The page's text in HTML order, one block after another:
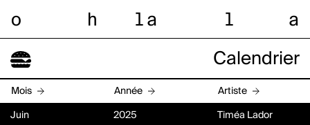
o h l a l a
Calendrier
Mois Année Artiste
Juin 2025 Timéa Lador